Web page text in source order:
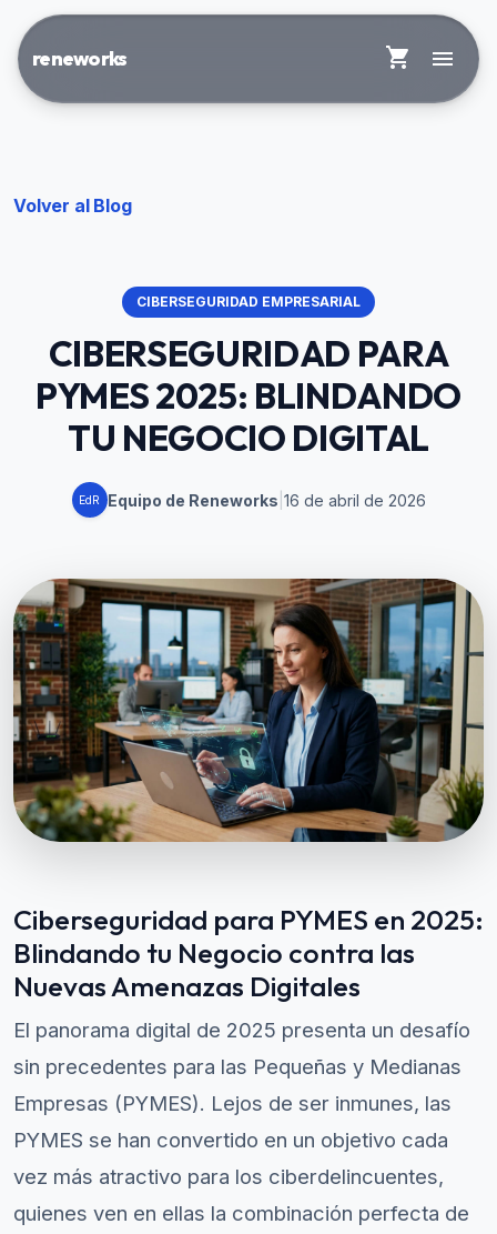
reneworks shopping_cart menu
Volver al Blog
CIBERSEGURIDAD EMPRESARIAL
CIBERSEGURIDAD PARA
PYMES 2025: BLINDANDO
TU NEGOCIO DIGITAL
EdR Equipo de Reneworks 16 de abril de 2026
Ciberseguridad para PYMES en 2025:
Blindando tu Negocio contra las
Nuevas Amenazas Digitales
El panorama digital de 2025 presenta un desafío
sin precedentes para las Pequeñas y Medianas
Empresas (PYMES). Lejos de ser inmunes, las
PYMES se han convertido en un objetivo cada
vez más atractivo para los ciberdelincuentes,
quienes ven en ellas la combinación perfecta de